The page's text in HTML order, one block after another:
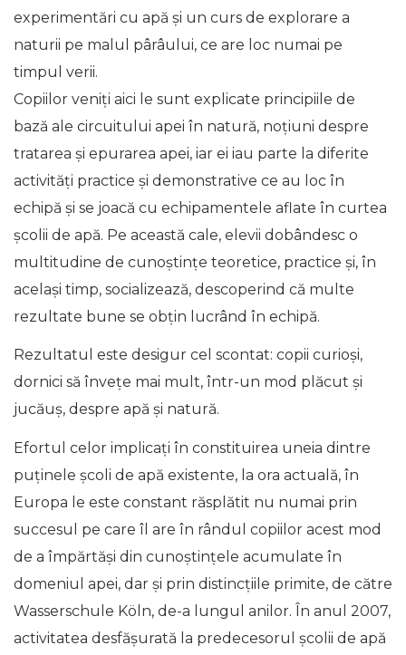
experimentări cu apă şi un curs de explorare a
naturii pe malul pârâului, ce are loc numai pe
timpul verii.
Copiilor veniţi aici le sunt explicate principiile de
bază ale circuitului apei în natură, noțiuni despre
tratarea și epurarea apei, iar ei iau parte la diferite
activități practice şi demonstrative ce au loc în
echipă și se joacă cu echipamentele aflate în curtea
școlii de apă. Pe această cale, elevii dobândesc o
multitudine de cunoștințe teoretice, practice și, în
același timp, socializează, descoperind că multe
rezultate bune se obțin lucrând în echipă.
Rezultatul este desigur cel scontat: copii curioși,
dornici să învețe mai mult, într-un mod plăcut și
jucăuș, despre apă și natură.
Efortul celor implicați în constituirea uneia dintre
puținele școli de apă existente, la ora actuală, în
Europa le este constant răsplătit nu numai prin
succesul pe care îl are în rândul copiilor acest mod
de a împărtăși din cunoștințele acumulate în
domeniul apei, dar și prin distincțiile primite, de către
Wasserschule Köln, de-a lungul anilor. În anul 2007,
activitatea desfășurată la predecesorul școlii de apă